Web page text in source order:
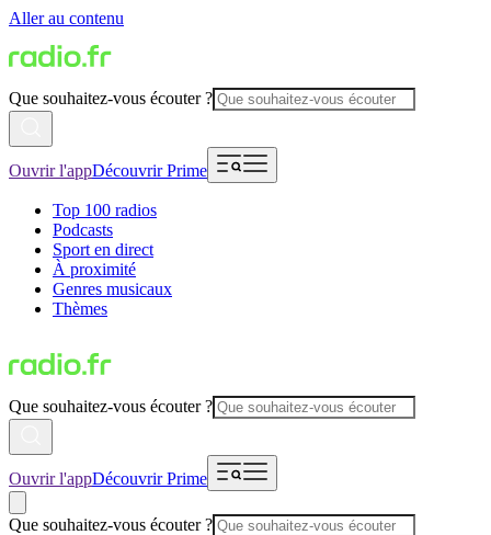
Aller au contenu
Que souhaitez-vous écouter ?
Ouvrir l'appDécouvrir Prime
Top 100 radios
Podcasts
Sport en direct
À proximité
Genres musicaux
Thèmes
Que souhaitez-vous écouter ?
Ouvrir l'appDécouvrir Prime
Que souhaitez-vous écouter ?